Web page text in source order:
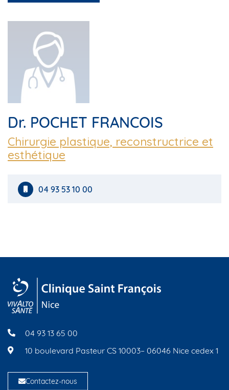
Dr. POCHET FRANCOIS
Chirurgie plastique, reconstructrice et
esthétique
04 93 53 10 00
04 93 13 65 00
10 boulevard Pasteur CS 10003– 06046 Nice cedex 1
Contactez-nous